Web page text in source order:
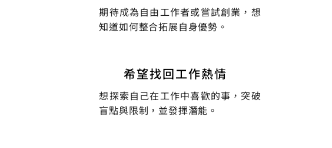
期待成為自由工作者或嘗試創業，想
知道如何整合拓展自身優勢。
希望找回工作熱情
想探索自己在工作中喜歡的事，突破
盲點與限制，並發揮潛能 。